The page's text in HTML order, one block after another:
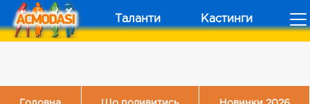
Таланти Кастинги